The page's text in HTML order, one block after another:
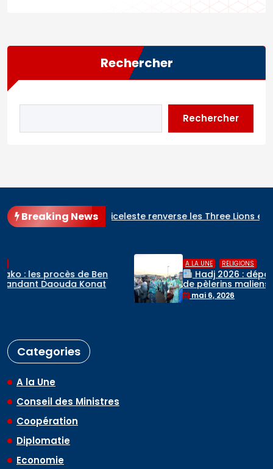
Rechercher
Rechercher
Breaking News
(2-1) : l’Albiceleste renverse les Three Lions et rejoint
Hadj 2026 : départ du premier contingent
de pèlerins maliens vers l’Arabie saoudite
Categories
A la Une
Conseil des Ministres
Coopération
Diplomatie
Economie